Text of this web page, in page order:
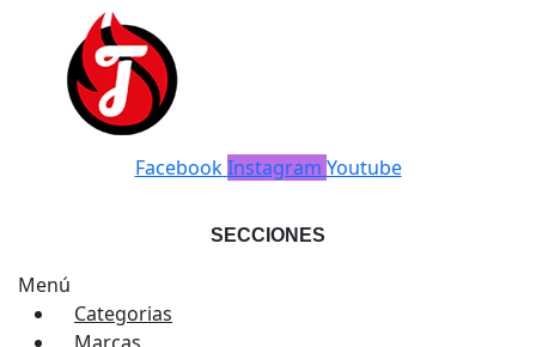
Facebook Instagram Youtube
SECCIONES
Menú
Categorias